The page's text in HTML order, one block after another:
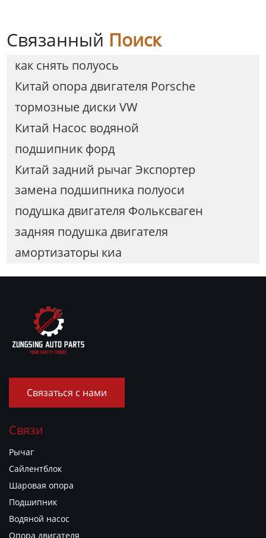
Связанный Поиск
как снять полуось
Китай опора двигателя Porsche
тормозные диски VW
Китай Насос водяной
подшипник форд
Китай задний рычаг Экспортер
замена подшипника полуоси
подушка двигателя Фольксваген
задняя подушка двигателя
амортизаторы киа
Связаться с нами
Связи
Рычаг
Сайлентблок
Шаровая опора
Подшипник
Водяной насос
Опора двигателя